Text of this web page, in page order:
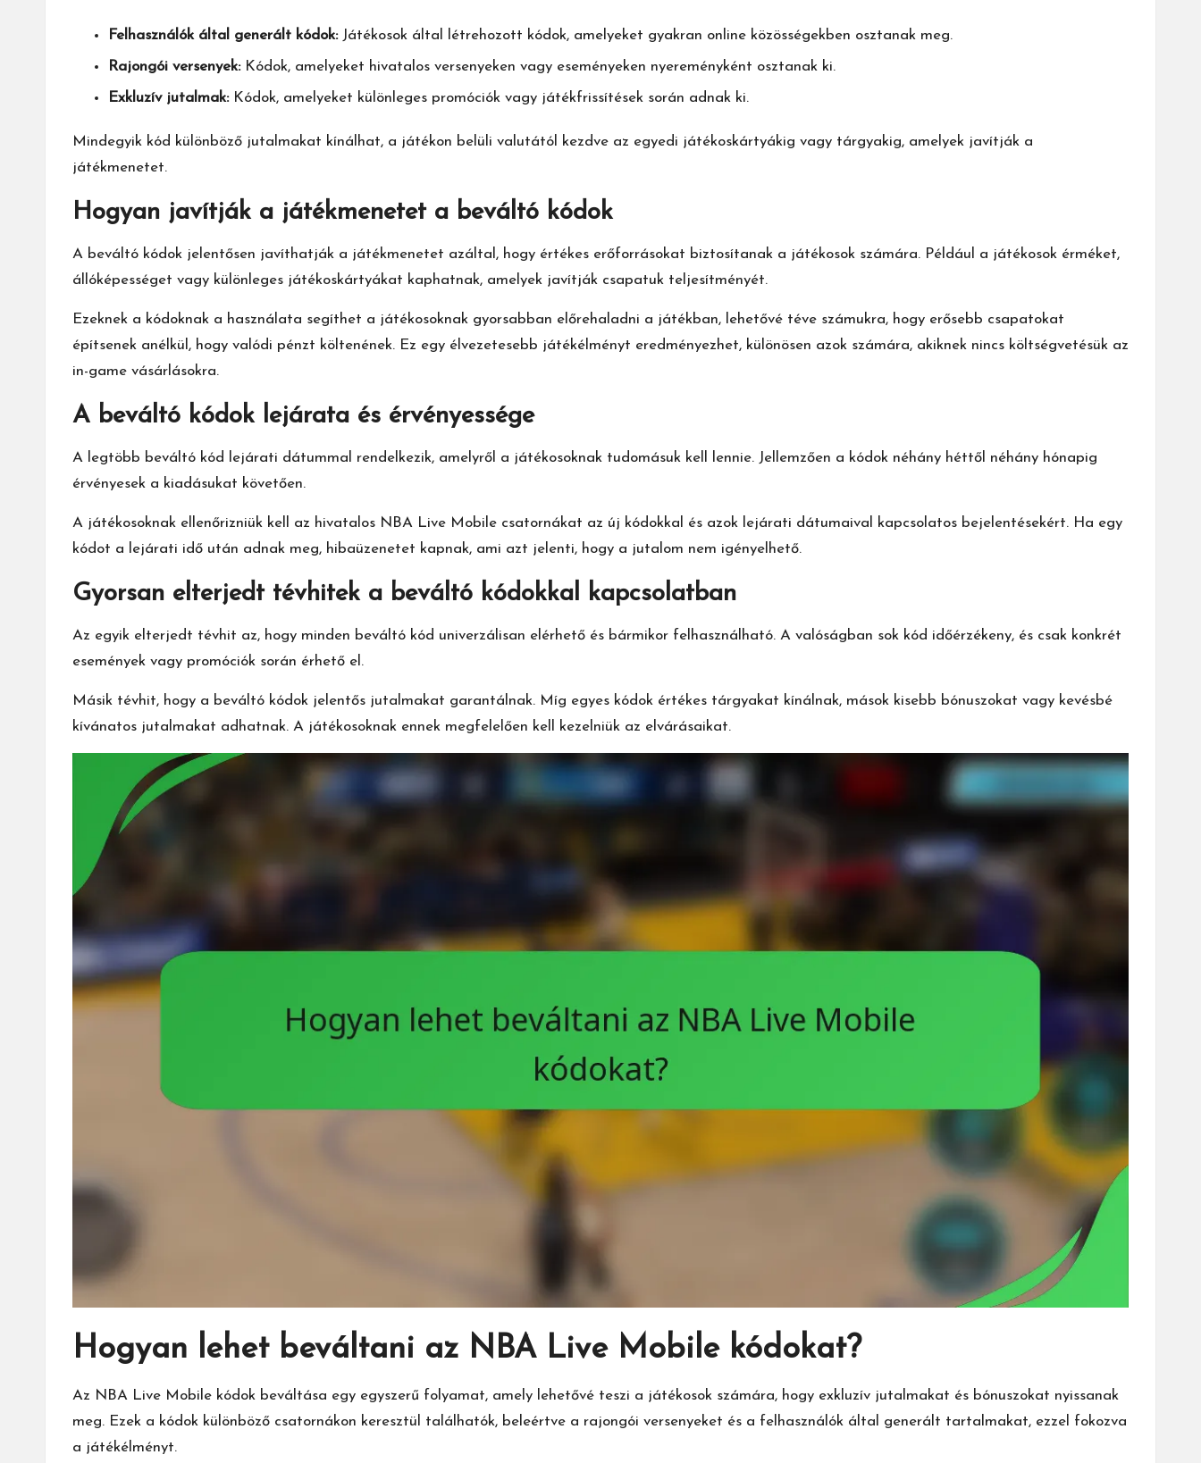
Felhasználók által generált kódok:Játékosok által létrehozott kódok, amelyeket gyakran online közösségekben osztanak meg.
Rajongói versenyek:Kódok, amelyeket hivatalos versenyeken vagy eseményeken nyereményként osztanak ki.
Exkluzív jutalmak:Kódok, amelyeket különleges promóciók vagy játékfrissítések során adnak ki.
Mindegyik kód különböző jutalmakat kínálhat, a játékon belüli valutától kezdve az egyedi játékoskártyákig vagy tárgyakig, amelyek javítják a
játékmenetet.
Hogyan javítják a játékmenetet a beváltó kódok
A beváltó kódok jelentősen javíthatják a játékmenetet azáltal, hogy értékes erőforrásokat biztosítanak a játékosok számára. Például a játékosok érméket,
állóképességet vagy különleges játékoskártyákat kaphatnak, amelyek javítják csapatuk teljesítményét.
Ezeknek a kódoknak a használata segíthet a játékosoknak gyorsabban előrehaladni a játékban, lehetővé téve számukra, hogy erősebb csapatokat
építsenek anélkül, hogy valódi pénzt költenének. Ez egy élvezetesebb játékélményt eredményezhet, különösen azok számára, akiknek nincs költségvetésük az
in-game vásárlásokra.
A beváltó kódok lejárata és érvényessége
A legtöbb beváltó kód lejárati dátummal rendelkezik, amelyről a játékosoknak tudomásuk kell lennie. Jellemzően a kódok néhány héttől néhány hónapig
érvényesek a kiadásukat követően.
A játékosoknak ellenőrizniük kell az hivatalos NBA Live Mobile csatornákat az új kódokkal és azok lejárati dátumaival kapcsolatos bejelentésekért. Ha egy
kódot a lejárati idő után adnak meg, hibaüzenetet kapnak, ami azt jelenti, hogy a jutalom nem igényelhető.
Gyorsan elterjedt tévhitek a beváltó kódokkal kapcsolatban
Az egyik elterjedt tévhit az, hogy minden beváltó kód univerzálisan elérhető és bármikor felhasználható. A valóságban sok kód időérzékeny, és csak konkrét
események vagy promóciók során érhető el.
Másik tévhit, hogy a beváltó kódok jelentős jutalmakat garantálnak. Míg egyes kódok értékes tárgyakat kínálnak, mások kisebb bónuszokat vagy kevésbé
kívánatos jutalmakat adhatnak. A játékosoknak ennek megfelelően kell kezelniük az elvárásaikat.
Hogyan lehet beváltani az NBA Live Mobile kódokat?
Az NBA Live Mobile kódok beváltása egy egyszerű folyamat, amely lehetővé teszi a játékosok számára, hogy exkluzív jutalmakat és bónuszokat nyissanak
meg. Ezek a kódok különböző csatornákon keresztül találhatók, beleértve a rajongói versenyeket és a felhasználók által generált tartalmakat, ezzel fokozva
a játékélményt.